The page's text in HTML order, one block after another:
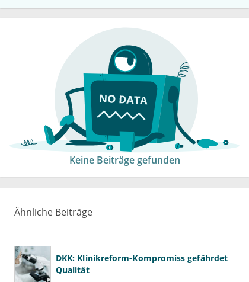
Keine Beiträge gefunden
Ähnliche Beiträge
DKK: Klinikreform-Kompromiss gefährdet
Qualität